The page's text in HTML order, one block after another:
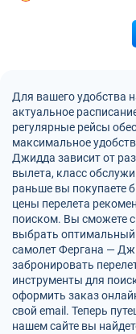
Для вашего удобства
актуальное
регулярные рейсы
максимальное
Джидда зависит от
вылета, класс
раньше вы покупаете
цены перелета
поиском. Вы сможете
выбрать
самолет Фергана —
забронировать
инструменты для
оформить заказ
свой email. Теперь
нашем сайте вы